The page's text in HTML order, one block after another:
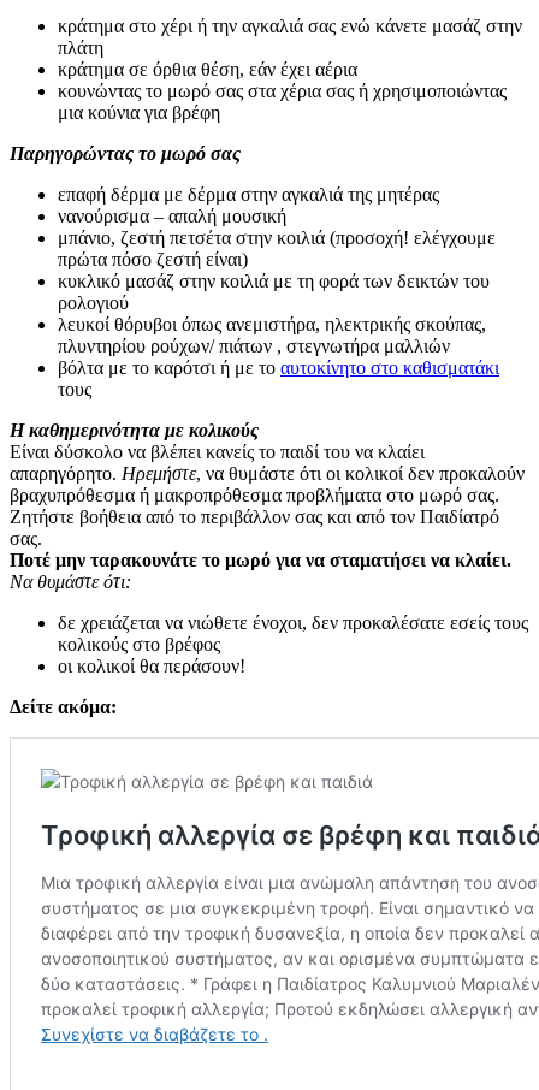
κράτημα στο χέρι ή την αγκαλιά σας ενώ κάνετε μασάζ στην
πλάτη
κράτημα σε όρθια θέση, εάν έχει αέρια
κουνώντας το μωρό σας στα χέρια σας ή χρησιμοποιώντας
μια κούνια για βρέφη
Παρηγορώντας το μωρό σας
επαφή δέρμα με δέρμα στην αγκαλιά της μητέρας
νανούρισμα – απαλή μουσική
μπάνιο, ζεστή πετσέτα στην κοιλιά (προσοχή! ελέγχουμε
πρώτα πόσο ζεστή είναι)
κυκλικό μασάζ στην κοιλιά με τη φορά των δεικτών του
ρολογιού
λευκοί θόρυβοι όπως ανεμιστήρα, ηλεκτρικής σκούπας,
πλυντηρίου ρούχων/ πιάτων , στεγνωτήρα μαλλιών
βόλτα με το καρότσι ή με το αυτοκίνητο στο καθισματάκι
τους
Η καθημερινότητα με κολικούς
Είναι δύσκολο να βλέπει κανείς το παιδί του να κλαίει
απαρηγόρητο. Ηρεμήστε, να θυμάστε ότι οι κολικοί δεν προκαλούν
βραχυπρόθεσμα ή μακροπρόθεσμα προβλήματα στο μωρό σας.
Ζητήστε βοήθεια από το περιβάλλον σας και από τον Παιδίατρό
σας.
Ποτέ μην ταρακουνάτε το μωρό για να σταματήσει να κλαίει.
Να θυμάστε ότι:
δε χρειάζεται να νιώθετε ένοχοι, δεν προκαλέσατε εσείς τους
κολικούς στο βρέφος
οι κολικοί θα περάσουν!
Δείτε ακόμα: